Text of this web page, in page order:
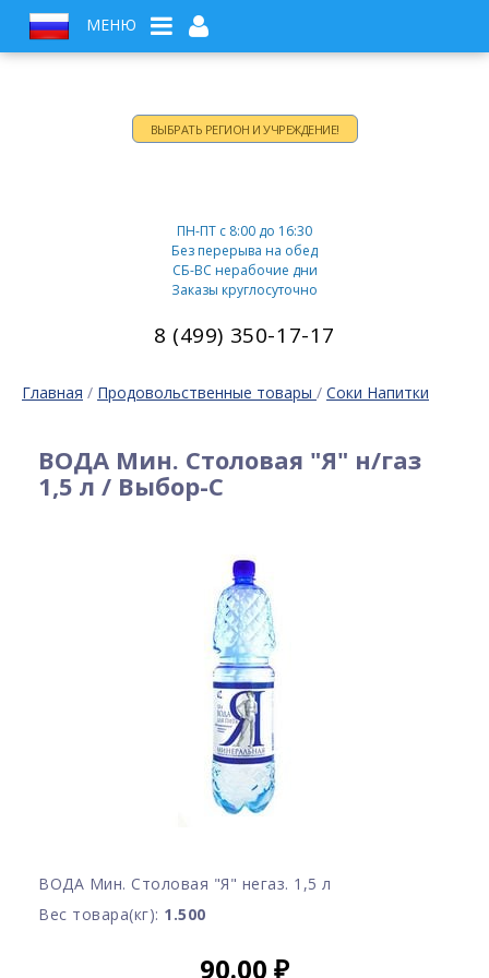
МЕНЮ
ВЫБРАТЬ РЕГИОН И УЧРЕЖДЕНИЕ!
ПН-ПТ c 8:00 до 16:30
Без перерыва на обед
СБ-ВС нерабочие дни
Заказы круглосуточно
8 (499) 350-17-17
Главная / Продовольственные товары / Соки Напитки
ВОДА Мин. Столовая "Я" н/газ
1,5 л / Выбор-С
ВОДА Мин. Столовая "Я" негаз. 1,5 л
Вес товара(кг): 1.500
90.00 ₽